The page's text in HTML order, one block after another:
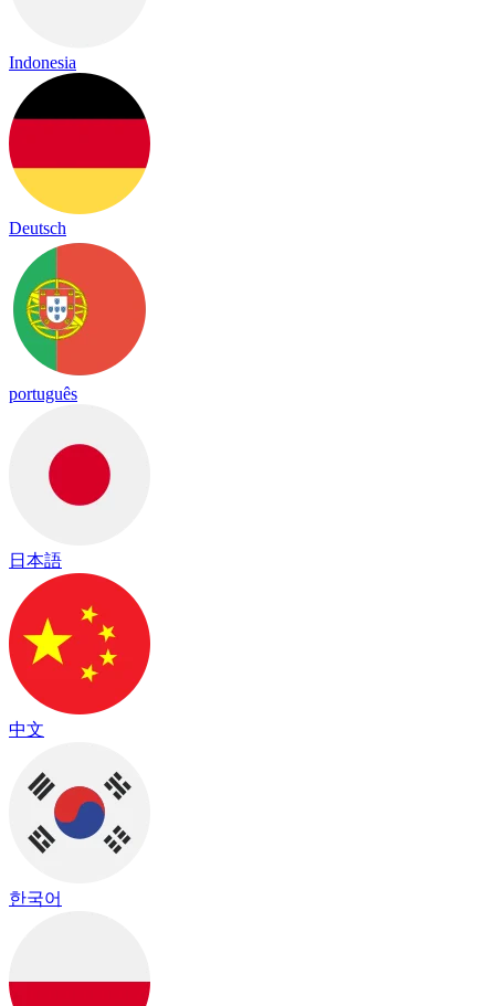
Indonesia
Deutsch
português
日本語
中文
한국어